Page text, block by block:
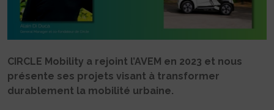
CIRCLE Mobility a rejoint l’AVEM en 2023 et nous
présente ses projets visant à transformer
durablement la mobilité urbaine.